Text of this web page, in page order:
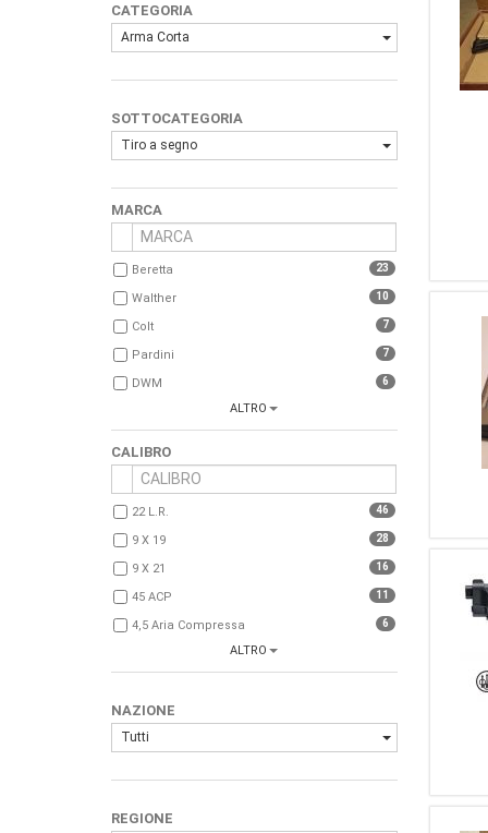
CATEGORIA
Arma Corta
SOTTOCATEGORIA
Tiro a segno
MARCA
Beretta 23
Walther 10
Colt 7
Pardini 7
DWM 6
Mauser 5
Tanfoglio 5
High Standard 2
Smith & Wesson 2
Umarex 2
ALTRO
CALIBRO
22 L.r. 46
9 X 19 28
9 X 21 16
45 ACP 11
4,5 Aria Compressa 6
7,65 PARABELLUM
32 S & W
357 Magnum 2
7,65 Para (30 Luger)
ALTRO
NAZIONE
Tutti
REGIONE